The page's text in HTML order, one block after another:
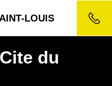
LOUIS
du